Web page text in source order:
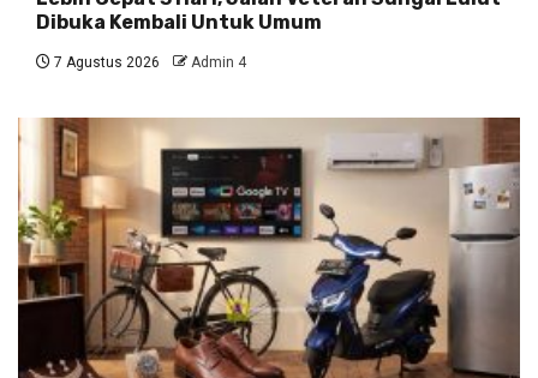
Dibuka Kembali Untuk Umum
7 Agustus 2026 Admin 4